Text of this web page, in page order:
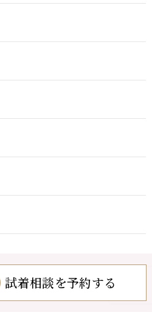
試着相談を予約する